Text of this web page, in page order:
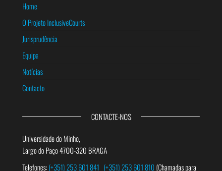
Home
O Projeto InclusiveCourts
Jurisprudência
Equipa
Notícias
Contacto
CONTACTE-NOS
Universidade do Minho,
Largo do Paço 4700-320 BRAGA
Telefones:(+351) 253 601 841 (+351) 253 601 810 (Chamadas para